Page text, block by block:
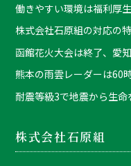
働きやすい環境は福利厚
株式会社石原組の対応の
函館花火大会は終了、愛
熊本の雨雲レーダーは60
耐震等級3で地震から生
株式会社石原組